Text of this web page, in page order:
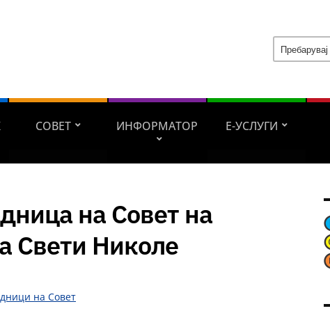
СОВЕТ ИНФОРМАТОР Е-УСЛУГИ
на Совет на
Свети Николе
на Совет